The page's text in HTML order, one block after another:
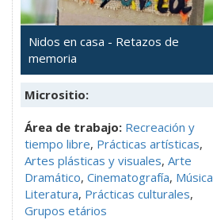
Nidos en casa - Retazos de
memoria
Micrositio:
Área de trabajo: Recreación y
tiempo libre, Prácticas artísticas,
Artes plásticas y visuales, Arte
Dramático, Cinematografía, Música
Literatura, Prácticas culturales,
Grupos etários